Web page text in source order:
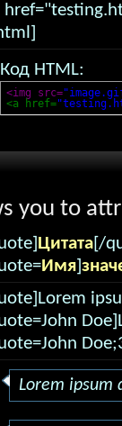
Код HTML:
<img src=
<a href=
you to
Цитата[/
Имя]
Lorem ipsum